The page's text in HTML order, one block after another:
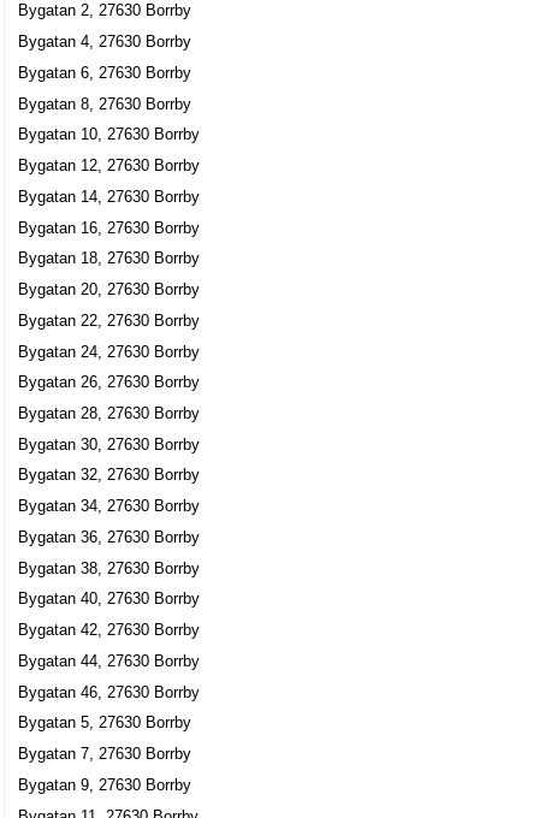
Bygatan 2, 27630 Borrby
Bygatan 4, 27630 Borrby
Bygatan 6, 27630 Borrby
Bygatan 8, 27630 Borrby
Bygatan 10, 27630 Borrby
Bygatan 12, 27630 Borrby
Bygatan 14, 27630 Borrby
Bygatan 16, 27630 Borrby
Bygatan 18, 27630 Borrby
Bygatan 20, 27630 Borrby
Bygatan 22, 27630 Borrby
Bygatan 24, 27630 Borrby
Bygatan 26, 27630 Borrby
Bygatan 28, 27630 Borrby
Bygatan 30, 27630 Borrby
Bygatan 32, 27630 Borrby
Bygatan 34, 27630 Borrby
Bygatan 36, 27630 Borrby
Bygatan 38, 27630 Borrby
Bygatan 40, 27630 Borrby
Bygatan 42, 27630 Borrby
Bygatan 44, 27630 Borrby
Bygatan 46, 27630 Borrby
Bygatan 5, 27630 Borrby
Bygatan 7, 27630 Borrby
Bygatan 9, 27630 Borrby